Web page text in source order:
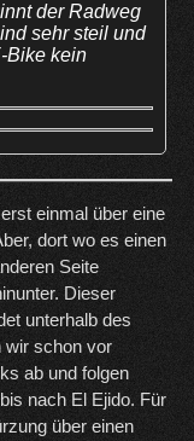
der Radweg
sehr steil und
Bike kein
einmal über eine
dort wo es einen
Seite
Dieser
unterhalb des
wir schon vor
ab und folgen
nach El Ejido. Für
über einen